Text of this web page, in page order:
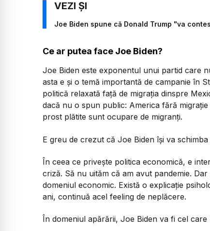
Joe Biden spune că Donald Trump "va
Ce ar putea face Joe Biden?
Joe Biden este exponentul unui partid care
asta e și o temă importantă de campanie în
politică relaxată față de migrația dinspre
dacă nu o spun public: America fără
prost plătite sunt ocupare de migranți.
E greu de crezut că Joe Biden își va
În ceea ce privește politica economică, e
criză. Să nu uităm că am avut pandemie.
domeniul economic. Există o explicație
ani, continuă acel feeling de neplăcere.
În domeniul apărării, Joe Biden va fi cel